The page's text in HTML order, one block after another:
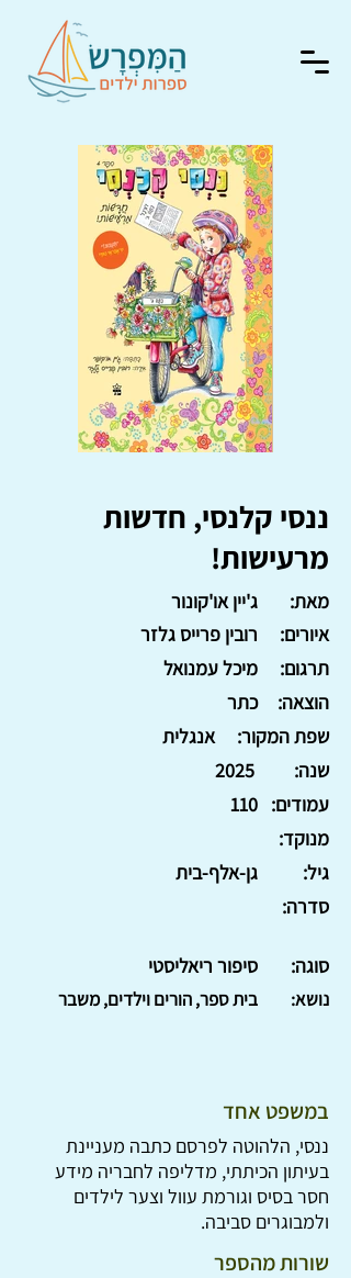
ננסי קלנסי, חדשות
מרעישות!
ג'יין או'קונור
מאת:
רובין פרייס גלזר
איורים:
מיכל עמנואל
תרגום:
כתר
הוצאה:
אנגלית
שפת המקור:
2025
שנה:
110 עמודים:
מנוקד:
גן-אלף-בית
גיל:
סדרה:
סיפור ריאליסטי סוגה:
בית ספר, הורים וילדים, משבר נושא:
במשפט אחד
ננסי, הלהוטה לפרסם כתבה מעניינת
בעיתון הכיתתי, מדליפה לחבריה מידע
חסר בסיס וגורמת עוול וצער לילדים
ולמבוגרים סביבה.
שורות מהספר